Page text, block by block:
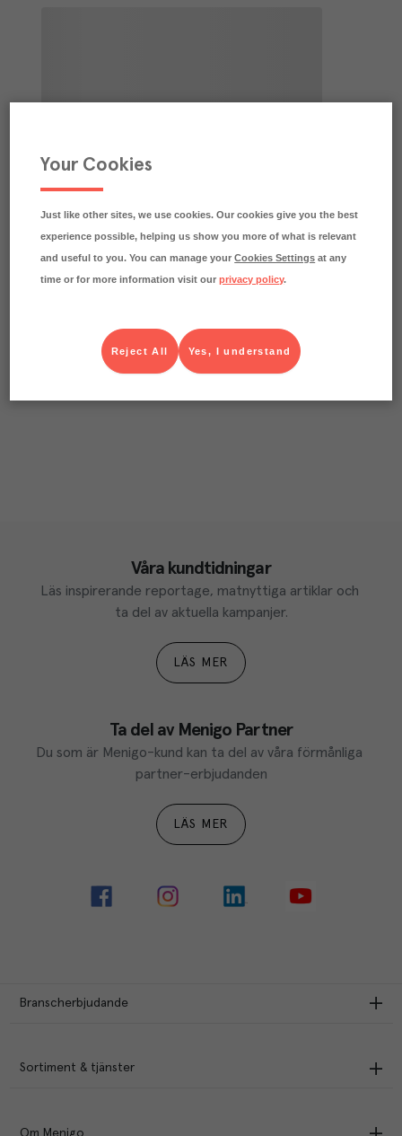
Våra kundtidningar
Läs inspirerande reportage, matnyttiga artiklar och
ta del av aktuella kampanjer.
LÄS MER
Ta del av Menigo Partner
Du som är Menigo-kund kan ta del av våra förmånliga
partner-erbjudanden
LÄS MER
Branscherbjudande
Sortiment & tjänster
Om Menigo
Your Cookies
Just like other sites, we use cookies. Our cookies give you the best
experience possible, helping us show you more of what is relevant
and useful to you. You can manage yourCookies Settings at any
time or for more information visit ourprivacy policy.
Yes, I understand
Reject All